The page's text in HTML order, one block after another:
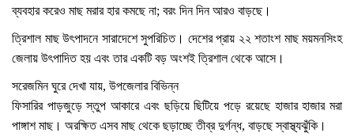
ব্যবহার করেও মাছ মরার হার কমছে না; বরং দিন দিন আরও বাড়ছে।
ত্রিশাল মাছ উৎপাদনে সারাদেশে সুপরিচিত। দেশের প্রায় ২২ শতাংশ মাছ ময়মনসিংহ
জেলায় উৎপাদিত হয় এবং তার একটি বড় অংশই ত্রিশাল থেকে আসে।
সরেজমিন ঘুরে দেখা যায়, উপজেলার বিভিন্ন
ফিসারির পাড়জুড়ে স্তুপ আকারে এবং ছড়িয়ে ছিটিয়ে পড়ে রয়েছে হাজার হাজার মরা
পাঙ্গাশ মাছ। অরক্ষিত এসব মাছ থেকে ছড়াচ্ছে তীব্র দুর্গন্ধ, বাড়ছে স্বাস্থ্যঝুঁকি।